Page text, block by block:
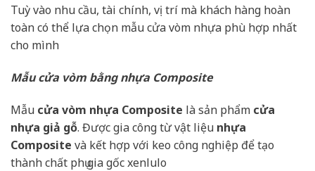
Tuỳ vào nhu cầu, tài chính, vị trí mà khách hàng hoàn
toàn có thể lựa chọn mẫu cửa vòm nhựa phù hợp nhất
cho mình
Mẫu cửa vòm bằng nhựa Composite
Mẫu cửa vòm nhựa Composite là sản phẩm cửa
nhựa giả gỗ. Được gia công từ vật liệu nhựa
Composite và kết hợp với keo công nghiệp để tạo
thành chất phụ gia gốc xenlulo